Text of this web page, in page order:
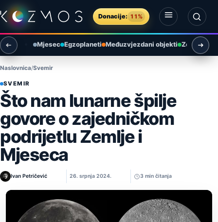
Preskoči na sadržaj
Donacije: 11%
Otvori izbornik
Otvori pretragu
Mjesec Egzoplaneti Međuzvjezdani objekti Zemlja i
Naslovnica Svemir
SVEMIR
Što nam lunarne špilje
govore o zajedničkom
podrijetlu Zemlje i
Mjeseca
Ivan Petričević 26. srpnja 2024. 3 min čitanja